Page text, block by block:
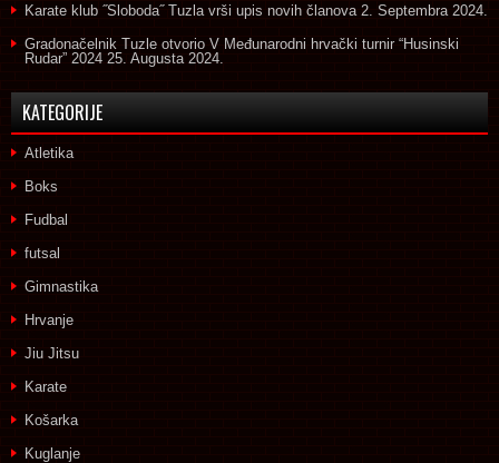
Karate klub ˝Sloboda˝ Tuzla vrši upis novih članova 2. Septembra 2024.
Gradonačelnik Tuzle otvorio V Međunarodni hrvački turnir “Husinski
Rudar” 2024 25. Augusta 2024.
KATEGORIJE
Atletika
Boks
Fudbal
futsal
Gimnastika
Hrvanje
Jiu Jitsu
Karate
Košarka
Kuglanje